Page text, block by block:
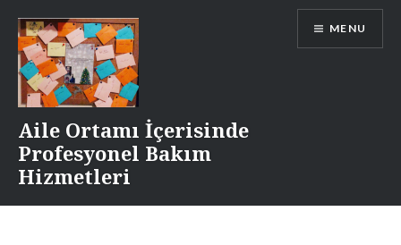
content
Aile Ortamı İçerisinde
Profesyonel Bakım
Hizmetleri
MENU